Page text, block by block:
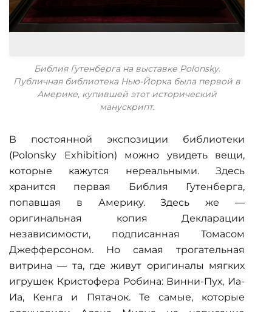
Библия Гутенберга на выставке Polonsky.
Публичная библиотека Нью-Йорка была первой в
Америке, купившей этот исторический
манускрипт.
В постоянной экспозиции библиотеки
(Polonsky Exhibition) можно увидеть вещи,
которые кажутся нереальными. Здесь
хранится первая Библия Гутенберга,
попавшая в Америку. Здесь же —
оригинальная копия Декларации
независимости, подписанная Томасом
Джефферсоном. Но самая трогательная
витрина — та, где живут оригиналы мягких
игрушек Кристофера Робина: Винни-Пух, Иа-
Иа, Кенга и Пятачок. Те самые, которые